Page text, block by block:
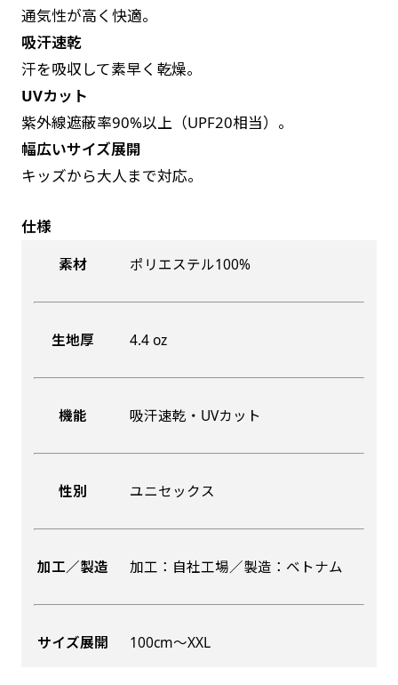
通気性が高く快適。
吸汗速乾
汗を吸収して素早く乾燥。
UVカット
紫外線遮蔽率90%以上（UPF20相当）。
幅広いサイズ展開
キッズから大人まで対応。
仕様
素材 ポリエステル100%
生地厚 4.4 oz
機能 吸汗速乾・UVカット
性別 ユニセックス
加工／製造 加工：自社工場／製造：ベトナム
サイズ展開 100cm〜XXL